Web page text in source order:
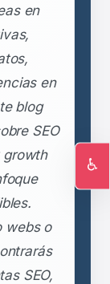
en
en
blog
SEO
growth
webs o
SEO,
♿